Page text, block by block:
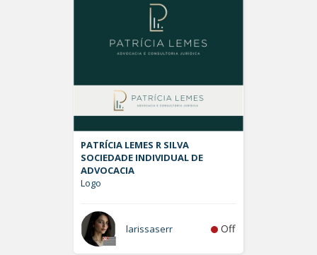
PATRÍCIA LEMES R SILVA
SOCIEDADE INDIVIDUAL DE
ADVOCACIA
Logo
larissaserr Off